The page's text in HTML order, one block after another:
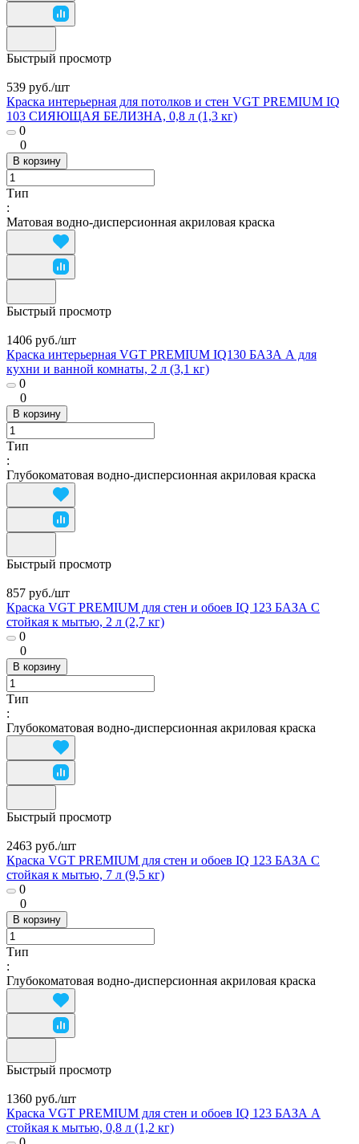
Быстрый просмотр
539 руб./шт
Краска интерьерная для потолков и стен VGT PREMIUM IQ
103 СИЯЮЩАЯ БЕЛИЗНА, 0,8 л (1,3 кг)
0
0
В корзину
Тип
:
Матовая водно-дисперсионная акриловая краска
Быстрый просмотр
1406 руб./шт
Краска интерьерная VGT PREMIUM IQ130 БАЗА А для
кухни и ванной комнаты, 2 л (3,1 кг)
0
0
В корзину
Тип
:
Глубокоматовая водно-дисперсионная акриловая краска
Быстрый просмотр
857 руб./шт
Краска VGT PREMIUM для стен и обоев IQ 123 БАЗА С
стойкая к мытью, 2 л (2,7 кг)
0
0
В корзину
Тип
:
Глубокоматовая водно-дисперсионная акриловая краска
Быстрый просмотр
2463 руб./шт
Краска VGT PREMIUM для стен и обоев IQ 123 БАЗА С
стойкая к мытью, 7 л (9,5 кг)
0
0
В корзину
Тип
:
Глубокоматовая водно-дисперсионная акриловая краска
Быстрый просмотр
1360 руб./шт
Краска VGT PREMIUM для стен и обоев IQ 123 БАЗА А
стойкая к мытью, 0,8 л (1,2 кг)